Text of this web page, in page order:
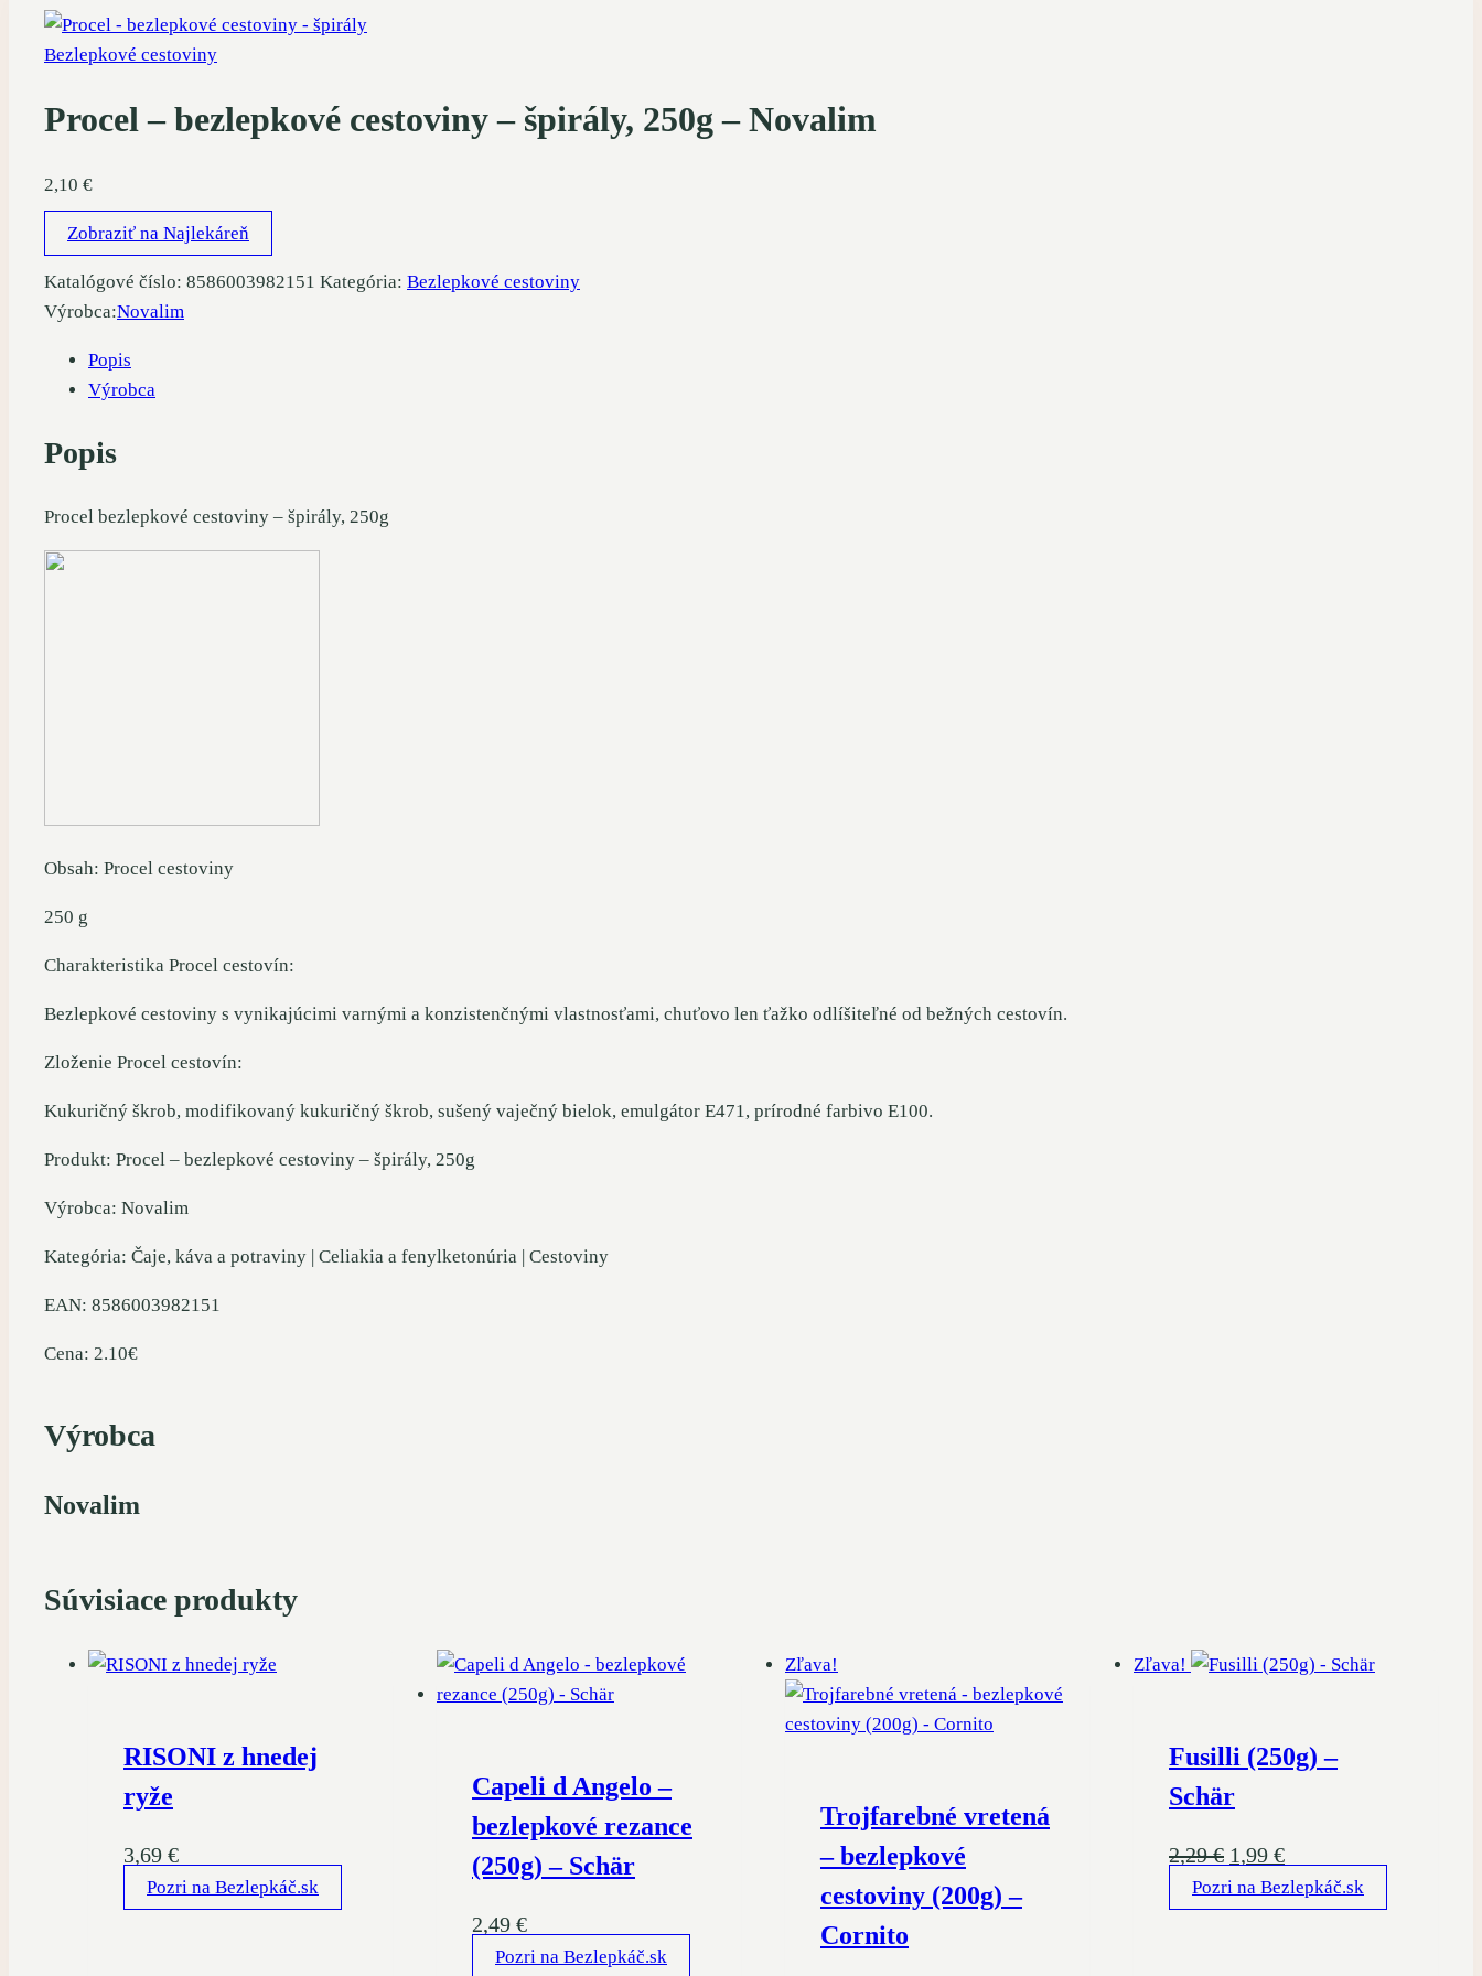
Bezlepkové cestoviny
Procel – bezlepkové cestoviny – špirály, 250g – Novalim
2,10 €
Zobraziť na Najlekáreň
Katalógové číslo: 8586003982151 Kategória: Bezlepkové cestoviny
Výrobca:Novalim
Popis
Výrobca
Popis
Procel bezlepkové cestoviny – špirály, 250g
Obsah: Procel cestoviny
250 g
Charakteristika Procel cestovín:
Bezlepkové cestoviny s vynikajúcimi varnými a konzistenčnými vlastnosťami, chuťovo len ťažko odlíšiteľné od bežných cestovín.
Zloženie Procel cestovín:
Kukuričný škrob, modifikovaný kukuričný škrob, sušený vaječný bielok, emulgátor E471, prírodné farbivo E100.
Produkt: Procel – bezlepkové cestoviny – špirály, 250g
Výrobca: Novalim
Kategória: Čaje, káva a potraviny | Celiakia a fenylketonúria | Cestoviny
EAN: 8586003982151
Cena: 2.10€
Výrobca
Novalim
Súvisiace produkty
RISONI z hnedej
ryže
3,69 €
Pozri na Bezlepkáč.sk
Capeli d Angelo –
bezlepkové rezance
(250g) – Schär
2,49 €
Pozri na Bezlepkáč.sk
Zľava!
Trojfarebné vretená
– bezlepkové
cestoviny (200g) –
Cornito
Zľava!
Fusilli (250g) –
Schär
2,29€ Pôvodná
cena
1,99 €Aktuálna
cena
Pozri na Bezlepkáč.sk